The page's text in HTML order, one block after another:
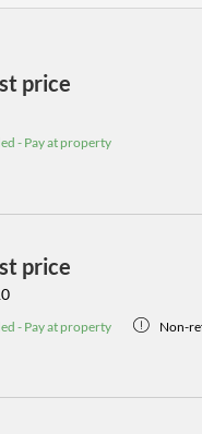
price
- Pay at property
price
- Pay at property Non-